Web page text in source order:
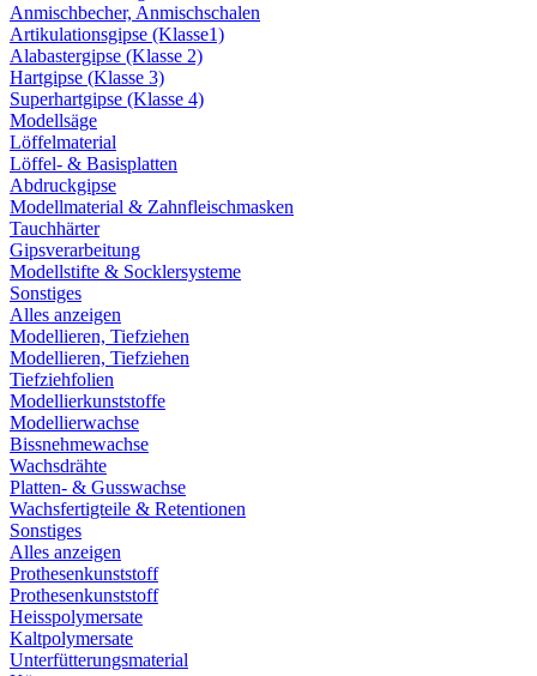
Anmischbecher, Anmischschalen
Artikulationsgipse (Klasse1)
Alabastergipse (Klasse 2)
Hartgipse (Klasse 3)
Superhartgipse (Klasse 4)
Modellsäge
Löffelmaterial
Löffel- & Basisplatten
Abdruckgipse
Modellmaterial & Zahnfleischmasken
Tauchhärter
Gipsverarbeitung
Modellstifte & Socklersysteme
Sonstiges
Alles anzeigen
Modellieren, Tiefziehen
Modellieren, Tiefziehen
Tiefziehfolien
Modellierkunststoffe
Modellierwachse
Bissnehmewachse
Wachsdrähte
Platten- & Gusswachse
Wachsfertigteile & Retentionen
Sonstiges
Alles anzeigen
Prothesenkunststoff
Prothesenkunststoff
Heisspolymersate
Kaltpolymersate
Unterfütterungsmaterial